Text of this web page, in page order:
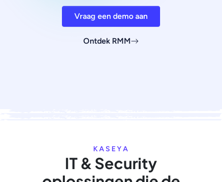
Vraag een demo aan
Ontdek RMM
KASEYA
IT & Security